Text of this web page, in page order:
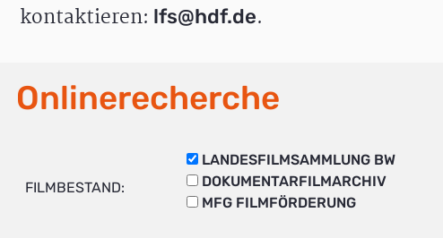
kontaktieren: lfs@hdf.de.
Onlinerecherche
FILMBESTAND:
LANDESFILMSAMMLUNG BW
DOKUMENTARFILMARCHIV
MFG FILMFÖRDERUNG